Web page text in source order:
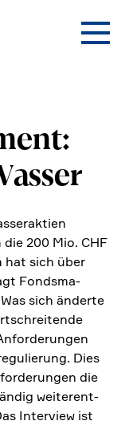
200 Mio. CHF
hat sich über
Fonds­ma­
sich änderte
Dies
die
weiter­ent­
Inter­view ist